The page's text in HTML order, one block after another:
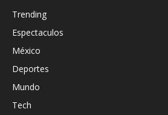
Trending
Espectaculos
México
Deportes
Mundo
Tech